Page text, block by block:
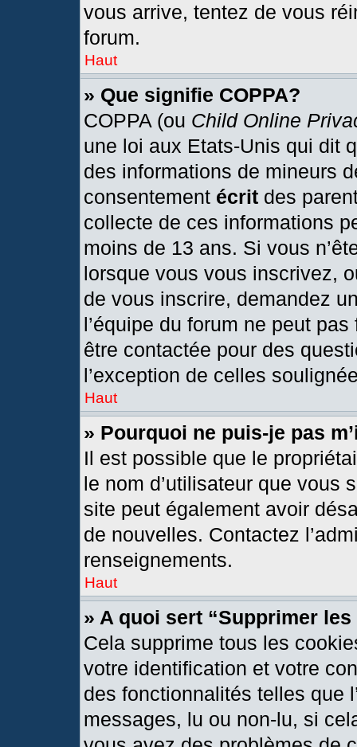
vous arrive, tentez de vous
forum.
Haut
» Que signifie COPPA?
COPPA (ou Child Online
une loi aux Etats-Unis qui dit
des informations de mineurs
consentement écrit des
collecte de ces informations
moins de 13 ans. Si vous
lorsque vous vous inscrivez,
de vous inscrire, demandez
l’équipe du forum ne peut
être contactée pour des
l’exception de celles
Haut
» Pourquoi ne puis-je pas
Il est possible que le
le nom d’utilisateur que vous
site peut également avoir
de nouvelles. Contactez
renseignements.
Haut
» A quoi sert “Supprimer
Cela supprime tous les
votre identification et votre
des fonctionnalités telles que
messages, lu ou non-lu, si